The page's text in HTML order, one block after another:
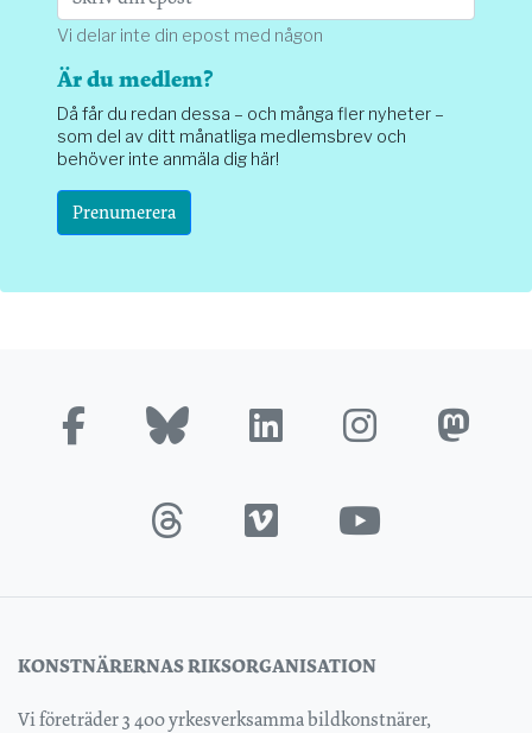
Vi delar inte din epost med någon
Är du medlem?
Då får du redan dessa – och många fler nyheter –
som del av ditt månatliga medlemsbrev och
behöver inte anmäla dig här!
Prenumerera
KONSTNÄRERNAS RIKSORGANISATION
Vi företräder 3 400 yrkesverksamma bildkonstnärer,